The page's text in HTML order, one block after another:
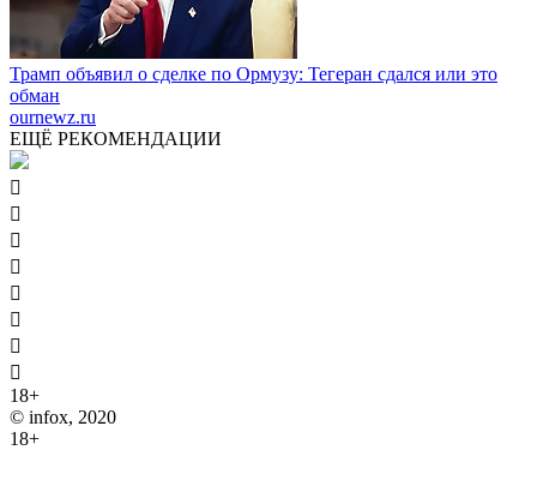
Трамп объявил о сделке по Ормузу: Тегеран сдался или это
обман
ournewz.ru
ЕЩЁ РЕКОМЕНДАЦИИ








18+
© infox, 2020
18+